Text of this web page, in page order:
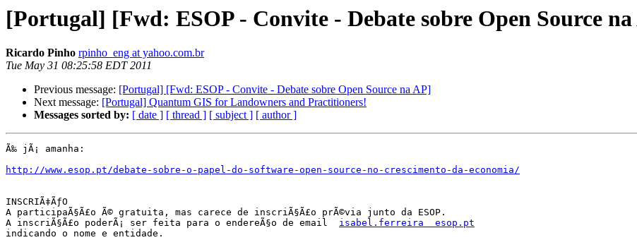
[Portugal] [Fwd: ESOP - Convite - Debate sobre Open Source
Ricardo Pinho rpinho_eng at yahoo.com.br
Tue May 31 08:25:58 EDT 2011
Previous message: [Portugal] [Fwd: ESOP - Convite - Debate sobre Open Source na AP]
Next message: [Portugal] Quantum GIS for Landowners and Practitioners!
Messages sorted by: [ date ] [ thread ] [ subject ] [ author ]
Ã‰ jÃ¡ amanha:
http://www.esop.pt/debate-sobre-o-papel-do-software-open-source-no-crescimento-da-economia/
INSCRIÃ‡ÃƒO
A participaÃ§Ã£o Ã© gratuita, mas carece de inscriÃ§Ã£o prÃ©via junto da ESOP.
A inscriÃ§Ã£o poderÃ¡ ser feita para o endereÃ§o de email isabel.ferreira  esop.pt
indicando o nome e entidade.